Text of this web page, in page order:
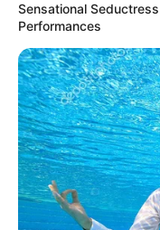
Sensational
Performances